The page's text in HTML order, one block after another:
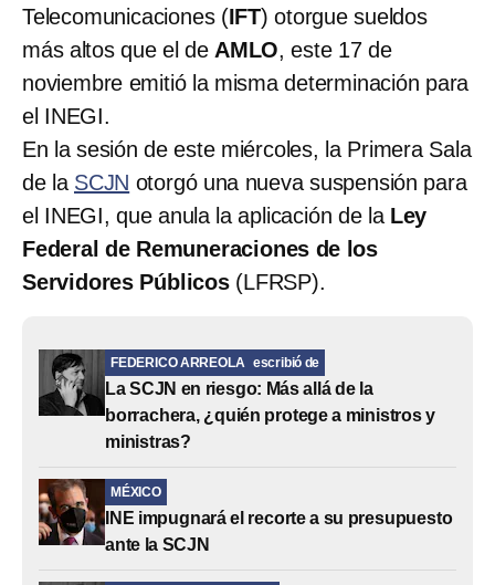
Telecomunicaciones (IFT) otorgue sueldos
más altos que el de AMLO, este 17 de
noviembre emitió la misma determinación para
el INEGI.
En la sesión de este miércoles, la Primera Sala
de la SCJN otorgó una nueva suspensión para
el INEGI, que anula la aplicación de la Ley
Federal de Remuneraciones de los
Servidores Públicos(LFRSP).
FEDERICO ARREOLA escribió de
La SCJN en riesgo: Más allá de la
borrachera, ¿quién protege a ministros y
ministras?
MÉXICO
INE impugnará el recorte a su presupuesto
ante la SCJN